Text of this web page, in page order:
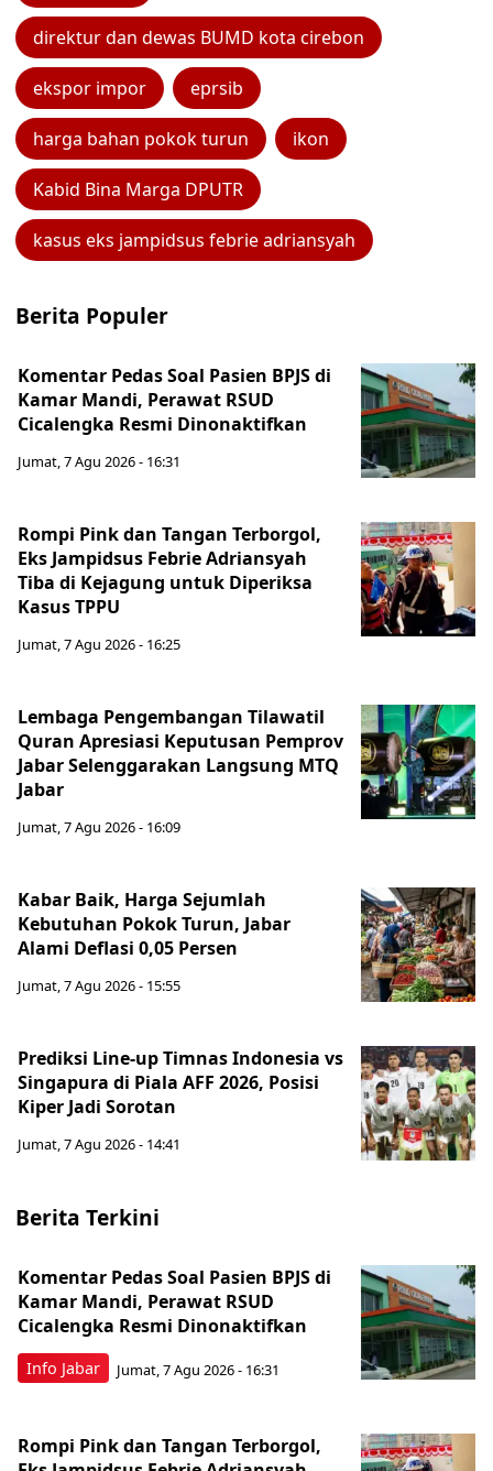
direktur dan dewas BUMD kota cirebon
ekspor impor eprsib
harga bahan pokok turun ikon
Kabid Bina Marga DPUTR
kasus eks jampidsus febrie adriansyah
Berita Populer
Komentar Pedas Soal Pasien BPJS di
Kamar Mandi, Perawat RSUD
Cicalengka Resmi Dinonaktifkan
Jumat, 7 Agu 2026 - 16:31
Rompi Pink dan Tangan Terborgol,
Eks Jampidsus Febrie Adriansyah
Tiba di Kejagung untuk Diperiksa
Kasus TPPU
Jumat, 7 Agu 2026 - 16:25
Lembaga Pengembangan Tilawatil
Quran Apresiasi Keputusan Pemprov
Jabar Selenggarakan Langsung MTQ
Jabar
Jumat, 7 Agu 2026 - 16:09
Kabar Baik, Harga Sejumlah
Kebutuhan Pokok Turun, Jabar
Alami Deflasi 0,05 Persen
Jumat, 7 Agu 2026 - 15:55
Prediksi Line-up Timnas Indonesia vs
Singapura di Piala AFF 2026, Posisi
Kiper Jadi Sorotan
Jumat, 7 Agu 2026 - 14:41
Berita Terkini
Info Jabar
Komentar Pedas Soal Pasien BPJS di
Kamar Mandi, Perawat RSUD
Cicalengka Resmi Dinonaktifkan
Jumat, 7 Agu 2026 - 16:31
Rompi Pink dan Tangan Terborgol,